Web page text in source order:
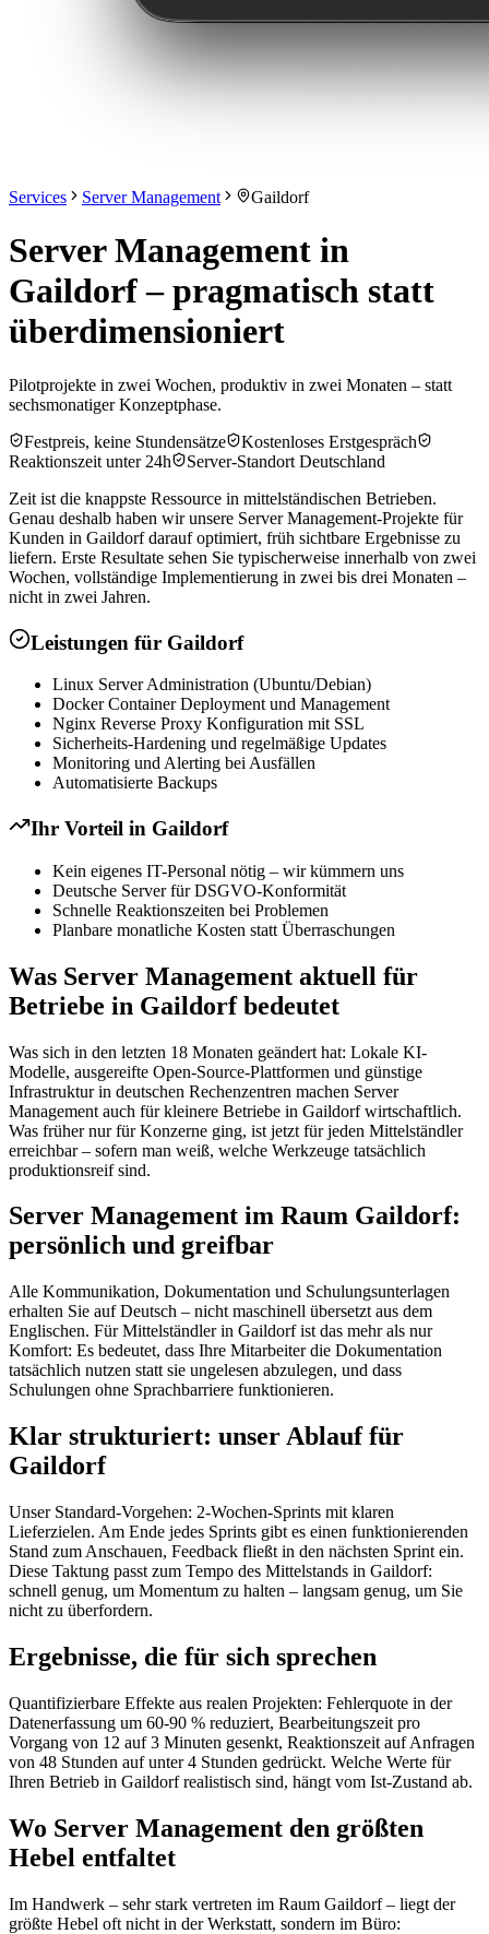
Services Server Management Gaildorf
Server Management in
Gaildorf – pragmatisch statt
überdimensioniert
Pilotprojekte in zwei Wochen, produktiv in zwei Monaten – statt
sechsmonatiger Konzeptphase.
Festpreis, keine Stundensätze
Kostenloses Erstgespräch
Reaktionszeit unter 24h
Server-Standort Deutschland
Zeit ist die knappste Ressource in mittelständischen Betrieben.
Genau deshalb haben wir unsere Server Management-Projekte für
Kunden in Gaildorf darauf optimiert, früh sichtbare Ergebnisse zu
liefern. Erste Resultate sehen Sie typischerweise innerhalb von zwei
Wochen, vollständige Implementierung in zwei bis drei Monaten –
nicht in zwei Jahren.
Leistungen für Gaildorf
Linux Server Administration (Ubuntu/Debian)
Docker Container Deployment und Management
Nginx Reverse Proxy Konfiguration mit SSL
Sicherheits-Hardening und regelmäßige Updates
Monitoring und Alerting bei Ausfällen
Automatisierte Backups
Ihr Vorteil in Gaildorf
Kein eigenes IT-Personal nötig – wir kümmern uns
Deutsche Server für DSGVO-Konformität
Schnelle Reaktionszeiten bei Problemen
Planbare monatliche Kosten statt Überraschungen
Was Server Management aktuell für
Betriebe in Gaildorf bedeutet
Was sich in den letzten 18 Monaten geändert hat: Lokale KI-
Modelle, ausgereifte Open-Source-Plattformen und günstige
Infrastruktur in deutschen Rechenzentren machen Server
Management auch für kleinere Betriebe in Gaildorf wirtschaftlich.
Was früher nur für Konzerne ging, ist jetzt für jeden Mittelständler
erreichbar – sofern man weiß, welche Werkzeuge tatsächlich
produktionsreif sind.
Server Management im Raum Gaildorf:
persönlich und greifbar
Alle Kommunikation, Dokumentation und Schulungsunterlagen
erhalten Sie auf Deutsch – nicht maschinell übersetzt aus dem
Englischen. Für Mittelständler in Gaildorf ist das mehr als nur
Komfort: Es bedeutet, dass Ihre Mitarbeiter die Dokumentation
tatsächlich nutzen statt sie ungelesen abzulegen, und dass
Schulungen ohne Sprachbarriere funktionieren.
Klar strukturiert: unser Ablauf für
Gaildorf
Unser Standard-Vorgehen: 2-Wochen-Sprints mit klaren
Lieferzielen. Am Ende jedes Sprints gibt es einen funktionierenden
Stand zum Anschauen, Feedback fließt in den nächsten Sprint ein.
Diese Taktung passt zum Tempo des Mittelstands in Gaildorf:
schnell genug, um Momentum zu halten – langsam genug, um Sie
nicht zu überfordern.
Ergebnisse, die für sich sprechen
Quantifizierbare Effekte aus realen Projekten: Fehlerquote in der
Datenerfassung um 60-90 % reduziert, Bearbeitungszeit pro
Vorgang von 12 auf 3 Minuten gesenkt, Reaktionszeit auf Anfragen
von 48 Stunden auf unter 4 Stunden gedrückt. Welche Werte für
Ihren Betrieb in Gaildorf realistisch sind, hängt vom Ist-Zustand ab.
Wo Server Management den größten
Hebel entfaltet
Im Handwerk – sehr stark vertreten im Raum Gaildorf – liegt der
größte Hebel oft nicht in der Werkstatt, sondern im Büro: